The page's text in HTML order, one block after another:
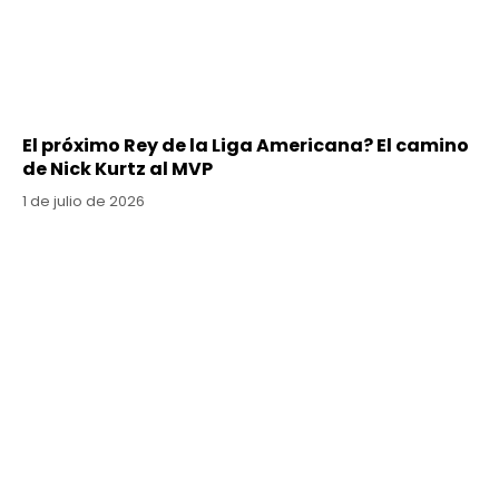
El próximo Rey de la Liga Americana? El camino
de Nick Kurtz al MVP
1 de julio de 2026